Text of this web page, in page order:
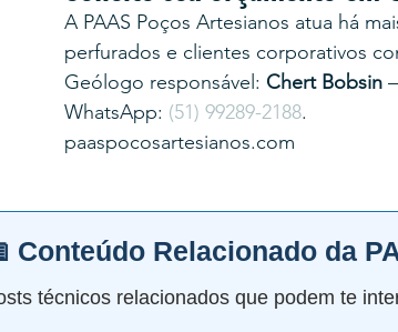
A PAAS Poços Artesianos atua há
perfurados e clientes corporativos
Geólogo responsável: Chert Bobsin
WhatsApp: (51) 99289-2188.
paaspocosartesianos.com
Conteúdo Relacionado da
técnicos relacionados que podem te